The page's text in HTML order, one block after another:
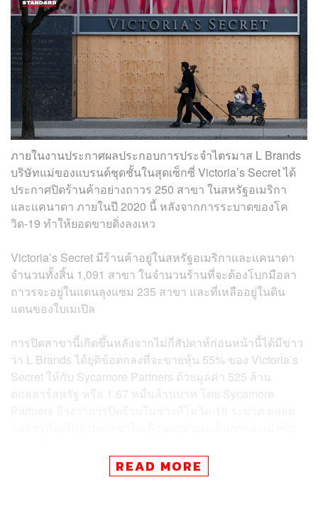
ภายในงานประกาศผลประกอบการประจำไตรมาส L Brands
บริษัทแม่ของแบรนด์ชุดชั้นในสุดเซ็กซี่ Victoria’s Secret ได้
ประกาศปิดร้านค้าอย่างถาวร 250 สาขา ในสหรัฐอเมริกา
และแคนาดา ภายในปี 2020 นี้ หลังจากการระบาดของโค
วิด-19 ทำให้ยอดขายดิ่งลงเหว
Victoria’s Secret มีร้านค้าอยู่ในสหรัฐอเมริกาและแคนาดา
จำนวนทั้งสิ้น 1,091 สาขา ในจำนวนร้านที่จะต้องโบกมือลา
ถาวรจะอยู่ในแดนลุงแซม 235 สาขา และที่เหลืออยู่ในดิน
แดนของใบเมเปิล
การปิดสาขานี้เกิดขึ้นหลังจากไม่กี่สัปดาห์ก่อนหน้านี้ได้มีข่าว
ว่า L Brands ได้ยุติข้อตกลงที่จะขายหุ้น 55% ของ Victoria’s
Secret ให้กับ Sycamore Partners ด้วยมูลค่า 525 ล้าน
ดอลลาร์สหรัฐ หรือ 1.67 หมื่นล้านบาท โดย Sycamore
ไตรมาสนี้ในภาพรวมของ L Brands ซึ่งมีธุรกิจหลักคือ
READ MORE